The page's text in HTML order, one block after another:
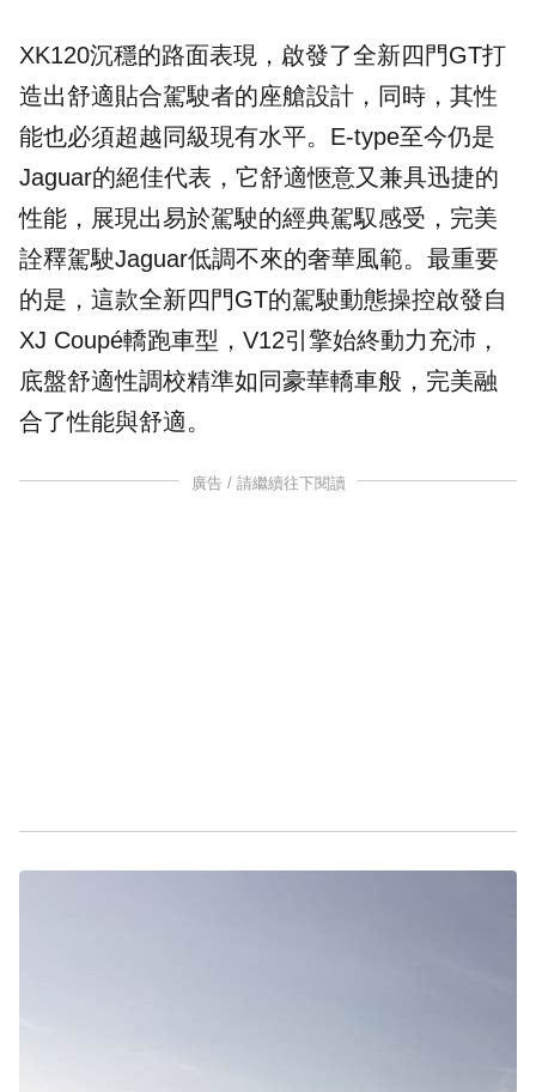
XK120沉穩的路面表現，啟發了全新四門GT打
造出舒適貼合駕駛者的座艙設計，同時，其性
能也必須超越同級現有水平。E-type至今仍是
Jaguar的絕佳代表，它舒適愜意又兼具迅捷的
性能，展現出易於駕駛的經典駕馭感受，完美
詮釋駕駛Jaguar低調不來的奢華風範。最重要
的是，這款全新四門GT的駕駛動態操控啟發自
XJ Coupé轎跑車型，V12引擎始終動力充沛，
底盤舒適性調校精準如同豪華轎車般，完美融
合了性能與舒適。
廣告 / 請繼續往下閱讀